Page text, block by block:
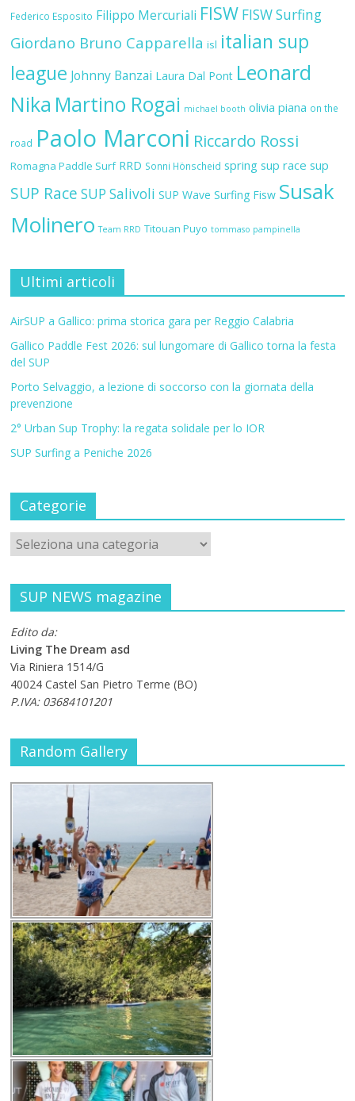
Federico Esposito Filippo Mercuriali FISW FISW Surfing
Giordano Bruno Capparella isl italian sup
league Johnny Banzai Laura Dal Pont Leonard
Nika Martino Rogai michael booth olivia piana on the
road Paolo Marconi Riccardo Rossi
Romagna Paddle Surf RRD Sonni Hönscheid spring sup race sup
SUP Race SUP Salivoli SUP Wave Surfing Fisw Susak
Molinero Team RRD Titouan Puyo tommaso pampinella
Ultimi articoli
AirSUP a Gallico: prima storica gara per Reggio Calabria
Gallico Paddle Fest 2026: sul lungomare di Gallico torna la festa
del SUP
Porto Selvaggio, a lezione di soccorso con la giornata della
prevenzione
2° Urban Sup Trophy: la regata solidale per lo IOR
SUP Surfing a Peniche 2026
Categorie
SUP NEWS magazine
Edito da:
Living The Dream asd
Via Riniera 1514/G
40024 Castel San Pietro Terme (BO)
P.IVA: 03684101201
Random Gallery